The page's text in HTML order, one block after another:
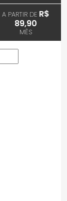
A PARTIR DE R$
89,90
MÊS